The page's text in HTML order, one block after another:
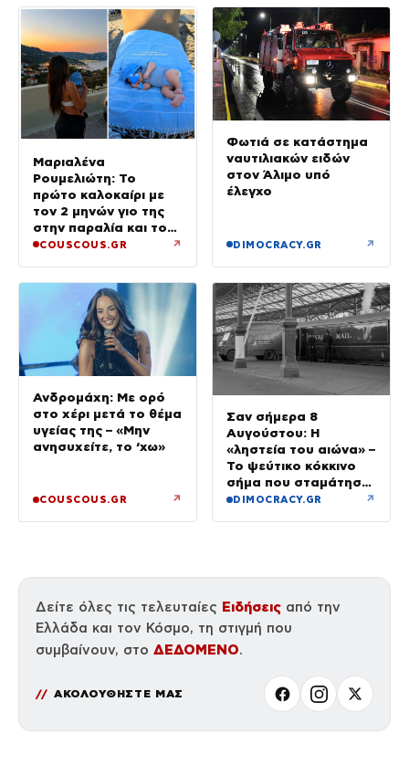
Μαριαλένα
Ρουμελιώτη: Το
πρώτο καλοκαίρι με
τον 2 μηνών γιο της
στην παραλία και το
τρυφερό βίντεο
COUSCOUS.GR ↗
Φωτιά σε κατάστημα
ναυτιλιακών ειδών
στον Άλιμο υπό
έλεγχο
DIMOCRACY.GR ↗
Ανδρομάχη: Με ορό
στο χέρι μετά το θέμα
υγείας της – «Μην
ανησυχείτε, το ‘χω»
COUSCOUS.GR ↗
Σαν σήμερα 8
Αυγούστου: Η
«ληστεία του αιώνα» –
Το ψεύτικο κόκκινο
σήμα που σταμάτησε
τρένο με 2,6 εκατ.
DIMOCRACY.GR ↗
Δείτε όλες τις τελευταίες Ειδήσεις από την
Ελλάδα και τον Κόσμο, τη στιγμή που
συμβαίνουν, στο ΔΕΔΟΜΕΝΟ.
ΑΚΟΛΟΥΘΗΣΤΕ ΜΑΣ